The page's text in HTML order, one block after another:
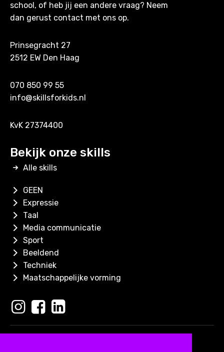
school, of heb jij een andere vraag? Neem
dan gerust contact met ons op.
Prinsegracht 27
2512 EW Den Haag
070 850 99 55
info@skillsforkids.nl
KvK 27374400
Bekijk onze skills
Alle skills
GEEN
Expressie
Taal
Media communicatie
Sport
Beeldend
Techniek
Maatschappelijke vorming